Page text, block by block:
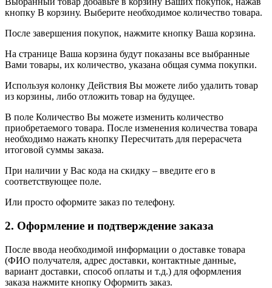
кнопку В корзину. Выберите необходимое количество товара.
После завершения покупок, нажмите кнопку Ваша корзина.
На странице Ваша корзина будут показаны все выбранные
Вами товары, их количество, указана общая сумма покупки.
Используя колонку Действия Вы можете либо удалить товар
из корзины, либо отложить товар на будущее.
В поле Количество Вы можете изменить количество
приобретаемого товара. После изменения количества товара
необходимо нажать кнопку Пересчитать для перерасчета
итоговой суммы заказа.
При наличии у Вас кода на скидку – введите его в
соответствующее поле.
Или просто оформите заказ по телефону.
2. Оформление и подтверждение заказа
После ввода необходимой информации о доставке товара
(ФИО получателя, адрес доставки, контактные данные,
вариант доставки, способ оплаты и т.д.) для оформления
заказа нажмите кнопку Оформить заказ.